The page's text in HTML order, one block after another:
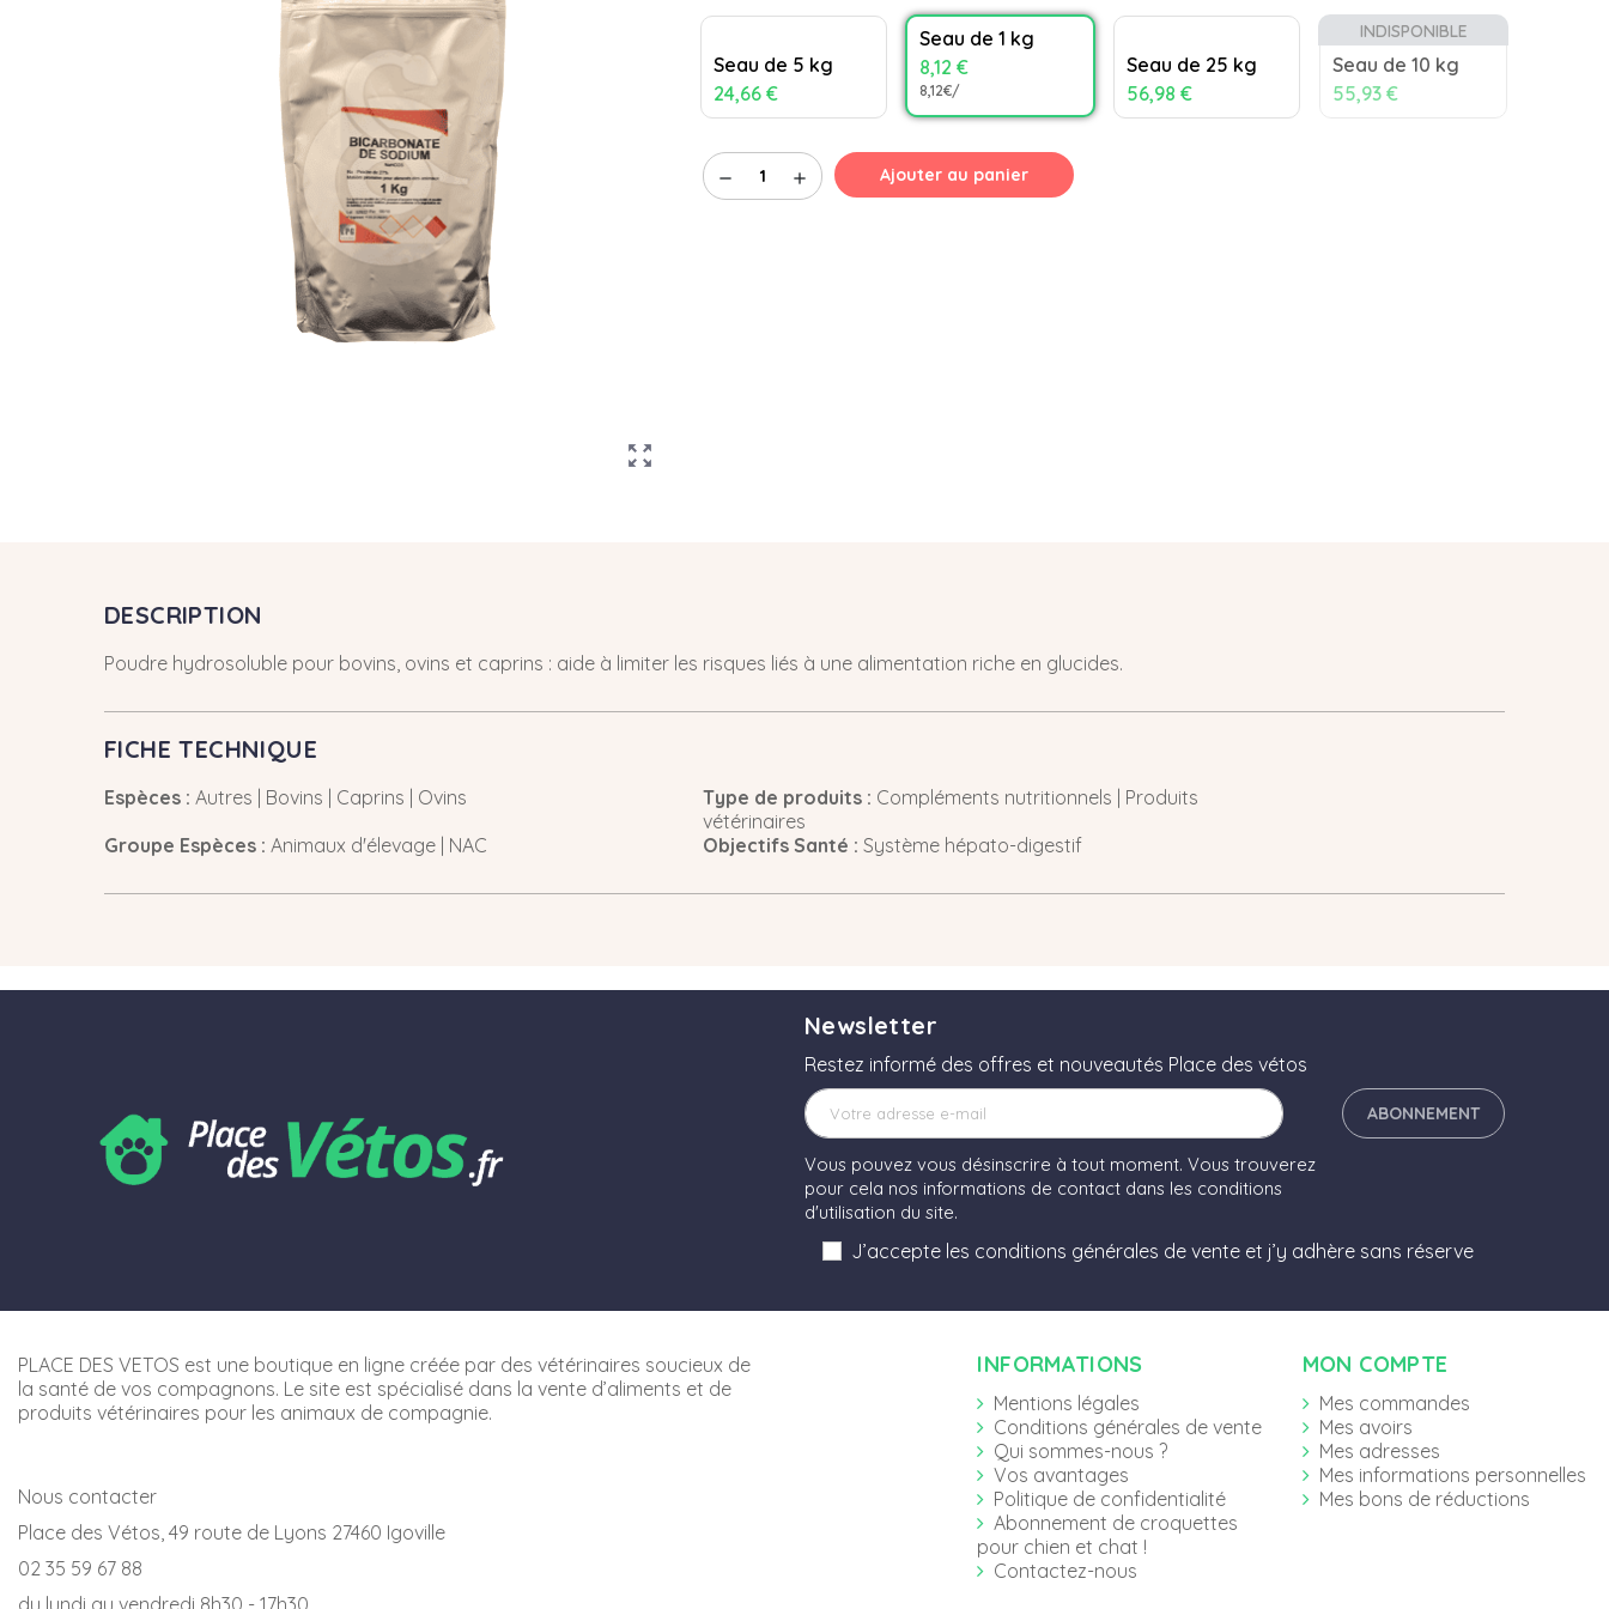
zoom_out_map
Seau de 5 kg
24,66 €
Seau de 1 kg
8,12 €
8,12€/
Seau de 25 kg
56,98 €
INDISPONIBLE
Seau de 10 kg
55,93 €
remove add Ajouter au panier
DESCRIPTION
Poudre hydrosoluble pour bovins, ovins et caprins : aide à limiter les risques liés à une alimentation riche en glucides.
FICHE TECHNIQUE
Espèces : Autres | Bovins | Caprins | Ovins Type de produits : Compléments nutritionnels | Produits
vétérinaires
Groupe Espèces : Animaux d'élevage | NAC Objectifs Santé : Système hépato-digestif
Newsletter
Restez informé des offres et nouveautés Place des vétos
ABONNEMENT
Vous pouvez vous désinscrire à tout moment. Vous trouverez
pour cela nos informations de contact dans les conditions
d'utilisation du site.
J’accepte les conditions générales de vente et j’y adhère sans réserve
PLACE DES VETOS est une boutique en ligne créée par des vétérinaires soucieux de
la santé de vos compagnons. Le site est spécialisé dans la vente d’aliments et de
produits vétérinaires pour les animaux de compagnie.
Nous contacter
Place des Vétos, 49 route de Lyons 27460 Igoville
02 35 59 67 88
INFORMATIONS
Mentions légales
Conditions générales de vente
Qui sommes-nous ?
Vos avantages
Politique de confidentialité
Abonnement de croquettes
pour chien et chat !
Contactez-nous
MON COMPTE
Mes commandes
Mes avoirs
Mes adresses
Mes informations personnelles
Mes bons de réductions